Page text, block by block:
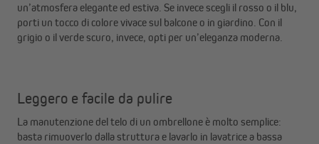
un’atmosfera elegante ed estiva. Se invece scegli il rosso o il blu,
porti un tocco di colore vivace sul balcone o in giardino. Con il
grigio o il verde scuro, invece, opti per un’eleganza moderna.
Leggero e facile da pulire
La manutenzione del telo di un ombrellone è molto semplice:
basta rimuoverlo dalla struttura e lavarlo in lavatrice a bassa